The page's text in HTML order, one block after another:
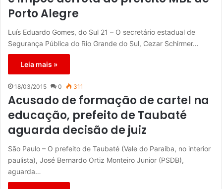
Porto Alegre
Luís Eduardo Gomes, do Sul 21 – O secretário estadual de
Segurança Pública do Rio Grande do Sul, Cezar Schirmer…
Leia mais »
18/03/2015 0 311
Acusado de formação de cartel na
educação, prefeito de Taubaté
aguarda decisão de juiz
São Paulo – O prefeito de Taubaté (Vale do Paraíba, no interior
paulista), José Bernardo Ortiz Monteiro Junior (PSDB),
aguarda…